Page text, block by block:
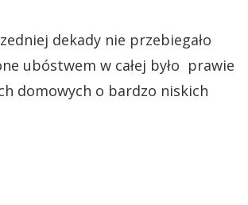
dekady nie przebiegało
ubóstwem w całej było prawie
domowych o bardzo niskich